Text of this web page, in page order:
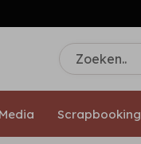
Scrapbooking